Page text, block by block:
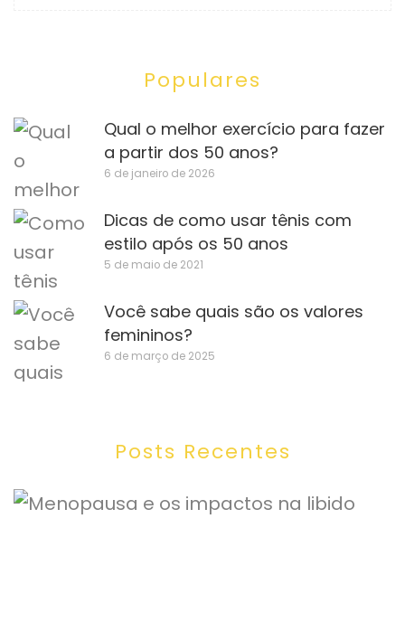
Populares
Qual o melhor exercício para fazer
a partir dos 50 anos?
6 de janeiro de 2026
Dicas de como usar tênis com
estilo após os 50 anos
5 de maio de 2021
Você sabe quais são os valores
femininos?
6 de março de 2025
Posts Recentes